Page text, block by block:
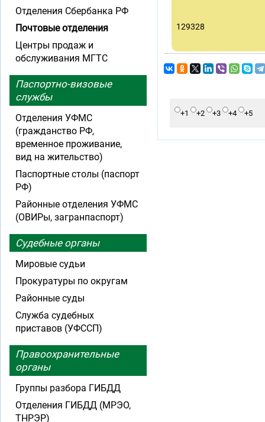
129328
+1 +2 +3 +4 +5
Отделения Сбербанка РФ
Почтовые отделения
Центры продаж и
обслуживания МГТС
Паспортно-визовые
службы
Отделения УФМС
(гражданство РФ,
временное проживание,
вид на жительство)
Паспортные столы (паспорт
РФ)
Районные отделения УФМС
(ОВИРы, загранпаспорт)
Судебные органы
Мировые судьи
Прокуратуры по округам
Районные суды
Служба судебных
приставов (УФССП)
Правоохранительные
органы
Группы разбора ГИБДД
Отделения ГИБДД (МРЭО,
ТНРЭР)